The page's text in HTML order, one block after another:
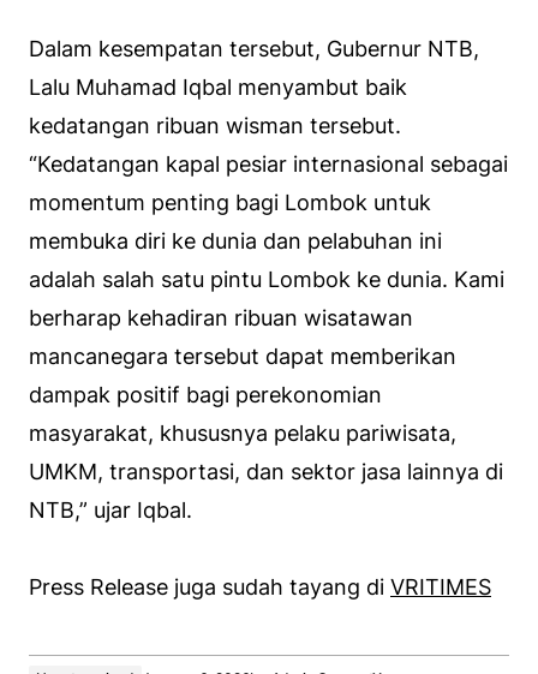
Dalam kesempatan tersebut, Gubernur NTB,
Lalu Muhamad Iqbal menyambut baik
kedatangan ribuan wisman tersebut.
“Kedatangan kapal pesiar internasional sebagai
momentum penting bagi Lombok untuk
membuka diri ke dunia dan pelabuhan ini
adalah salah satu pintu Lombok ke dunia. Kami
berharap kehadiran ribuan wisatawan
mancanegara tersebut dapat memberikan
dampak positif bagi perekonomian
masyarakat, khususnya pelaku pariwisata,
UMKM, transportasi, dan sektor jasa lainnya di
NTB,” ujar Iqbal.
Press Release juga sudah tayang di VRITIMES